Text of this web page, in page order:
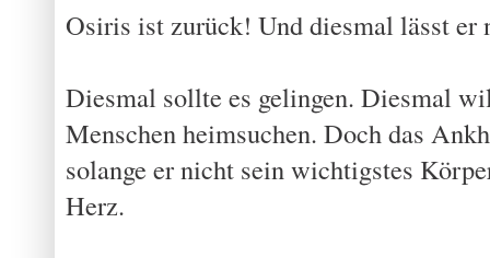
Osiris ist zurück! Und diesmal lässt er
Diesmal sollte es gelingen. Diesmal
Menschen heimsuchen. Doch das
solange er nicht sein wichtigstes
Herz.